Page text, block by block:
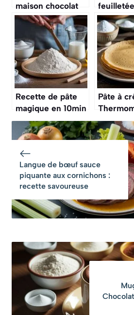
maison chocolat
noisettes : la
recette facile
facile et
Recette de pâte
magique en 10min
: pizza, pâté,
brioche
Pâte à
recette
rapide
Langue de bœuf sauce
piquante aux cornichons :
recette savoureuse